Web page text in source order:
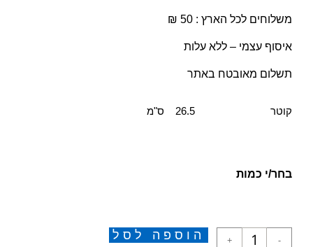
משלוחים לכל הארץ : 50 ₪
איסוף עצמי – ללא עלות
תשלום מאובטח באתר
קוטר 26.5 ס"מ
בחר/י כמות
-
+ הוספה לסל